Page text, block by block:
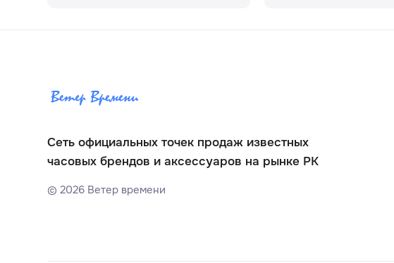
Сеть официальных точек продаж известных
часовых брендов и аксессуаров на рынке РК
©2026 Ветер времени